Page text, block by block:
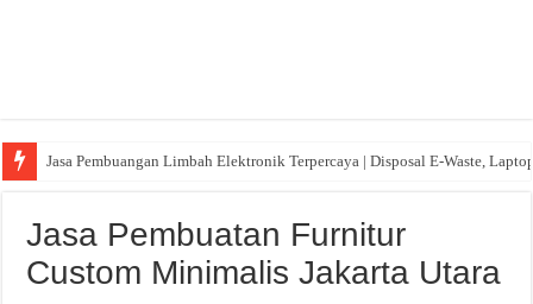
Jasa Pembuangan Limbah Elektronik Terpercaya | Disposal E-Waste,
Jasa Pembuatan Furnitur
Custom Minimalis Jakarta Utara